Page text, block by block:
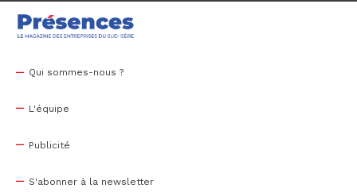
Qui sommes-nous ?
L'équipe
Publicité
S'abonner à la newsletter